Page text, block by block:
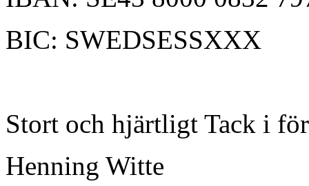
BIC: SWEDSESSXXX
Stort och hjärtligt Tack i
Henning Witte